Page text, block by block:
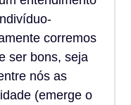
corremos
ser bons, seja
nós as
(emerge o